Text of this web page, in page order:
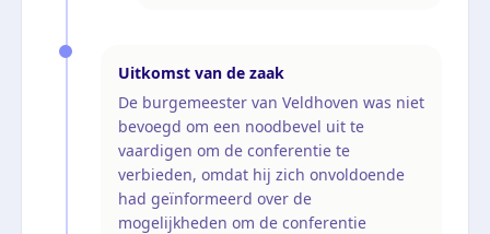
Uitkomst van de zaak
De burgemeester van Veldhoven was niet
bevoegd om een noodbevel uit te
vaardigen om de conferentie te
verbieden, omdat hij zich onvoldoende
had geïnformeerd over de
mogelijkheden om de conferentie